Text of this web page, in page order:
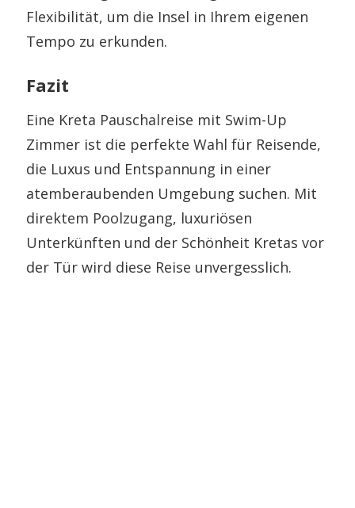
Flexibilität, um die Insel in Ihrem eigenen
Tempo zu erkunden.
Fazit
Eine Kreta Pauschalreise mit Swim-Up
Zimmer ist die perfekte Wahl für Reisende,
die Luxus und Entspannung in einer
atemberaubenden Umgebung suchen. Mit
direktem Poolzugang, luxuriösen
Unterkünften und der Schönheit Kretas vor
der Tür wird diese Reise unvergesslich.